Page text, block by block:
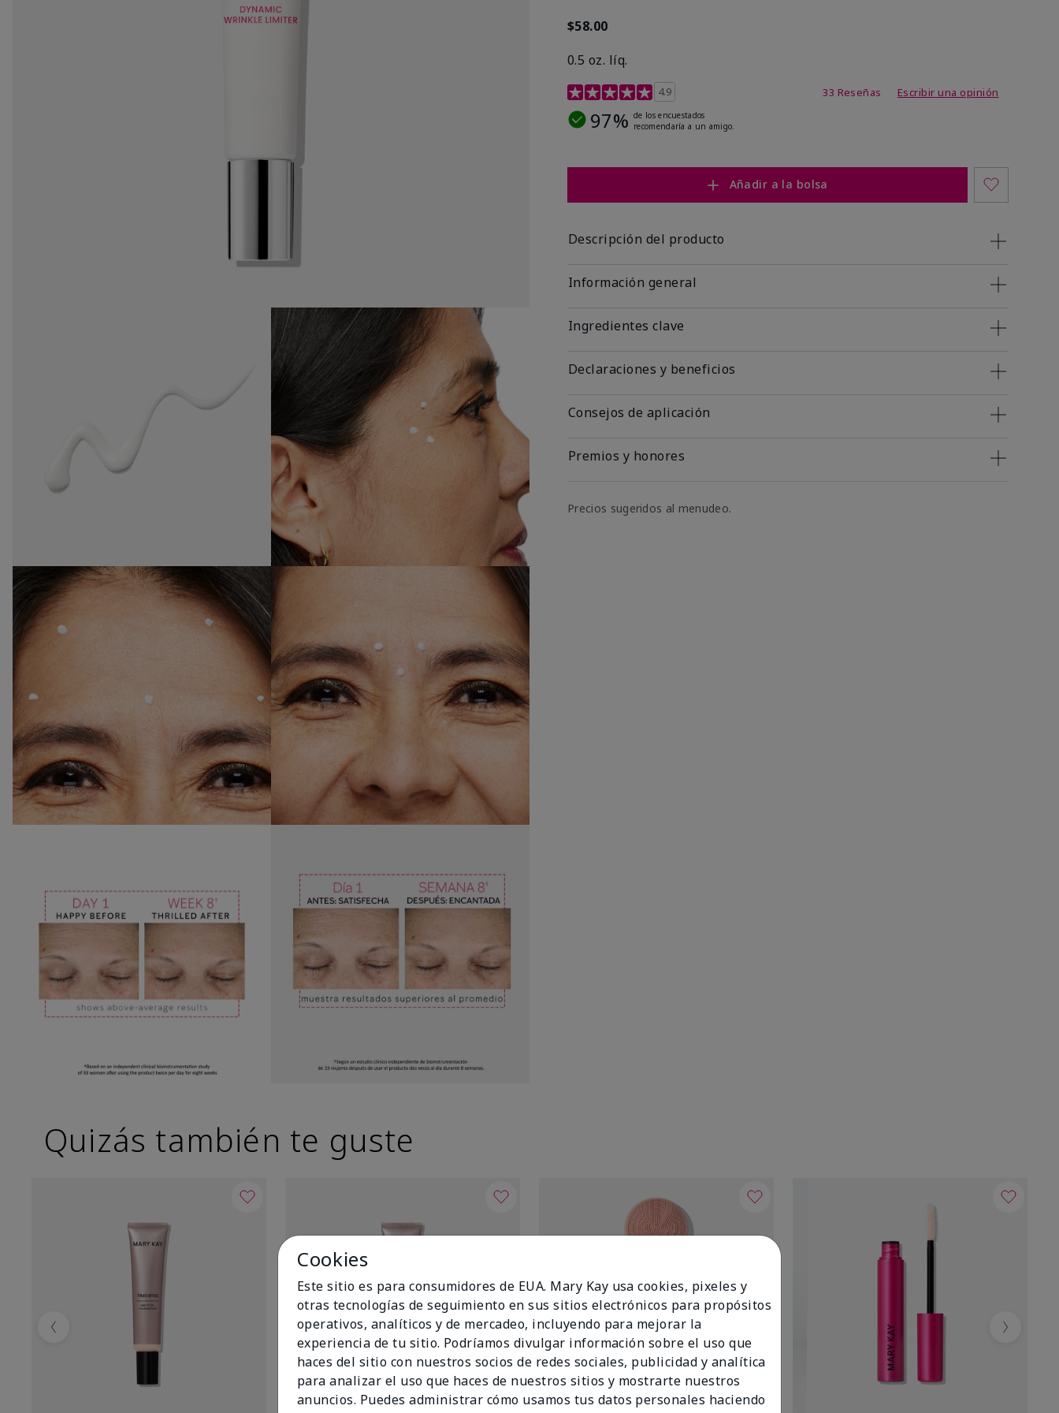
$58.00
0.5 oz. líq.
Calificación de clientes de 4,9 de 5
4.9 33 Reseñas Escribir una opinión
97% de los encuestados
recomendaría a un amigo.
Añadir a la bolsa
Descripción del producto
Información general
Ingredientes clave
Declaraciones y beneficios
Consejos de aplicación
Premios y honores
Precios sugeridos al menudeo.
Quizás también te guste
Previous Next
Cookies
Este sitio es para consumidores de EUA. Mary Kay usa cookies, pixeles y
otras tecnologías de seguimiento en sus sitios electrónicos para propósitos
operativos, analíticos y de mercadeo, incluyendo para mejorar la
experiencia de tu sitio. Podríamos divulgar información sobre el uso que
haces del sitio con nuestros socios de redes sociales, publicidad y analítica
para analizar el uso que haces de nuestros sitios y mostrarte nuestros
anuncios. Puedes administrar cómo usamos tus datos personales haciendo